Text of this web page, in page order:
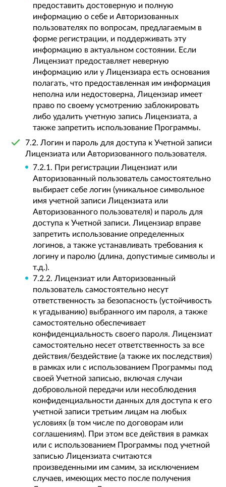
предоставить достоверную и полную
информацию о себе и Авторизованных
пользователях по вопросам, предлагаемым в
форме регистрации, и поддерживать эту
информацию в актуальном состоянии. Если
Лицензиат предоставляет неверную
информацию или у Лицензиара есть основания
полагать, что предоставленная им информация
неполна или недостоверна, Лицензиар имеет
право по своему усмотрению заблокировать
либо удалить учетную запись Лицензиата, а
также запретить использование Программы.
7.2. Логин и пароль для доступа к Учетной записи
Лицензиата или Авторизованного пользователя.
7.2.1. При регистрации Лицензиат или
Авторизованный пользователь самостоятельно
выбирает себе логин (уникальное символьное
имя учетной записи Лицензиата или
Авторизованного пользователя) и пароль для
доступа к Учетной записи. Лицензиар вправе
запретить использование определенных
логинов, а также устанавливать требования к
логину и паролю (длина, допустимые символы и
т.д.).
7.2.2. Лицензиат или Авторизованный
пользователь самостоятельно несут
ответственность за безопасность (устойчивость
к угадыванию) выбранного им пароля, а также
самостоятельно обеспечивает
конфиденциальность своего пароля. Лицензиат
самостоятельно несет ответственность за все
действия/бездействие (а также их последствия)
в рамках или с использованием Программы под
своей Учетной записью, включая случаи
добровольной передачи или несоблюдения
конфиденциальности данных для доступа к его
учетной записи третьим лицам на любых
условиях (в том числе по договорам или
соглашениям). При этом все действия в рамках
или с использованием Программы под учетной
записью Лицензиата считаются
произведенными им самим, за исключением
случаев, имеющих место после получения